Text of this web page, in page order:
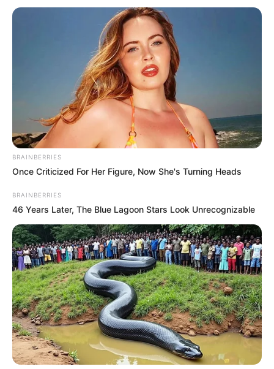
Meet The 6 Legendary Child Actors Who Became
Real Life Criminals
BRAINBERRIES
These Actors Didn't Want To Share The Spotlight
BRAINBERRIES
BRAINBERRIES
Once Criticized For Her Figure, Now She's Turning Heads
BRAINBERRIES
46 Years Later, The Blue Lagoon Stars Look Unrecognizable